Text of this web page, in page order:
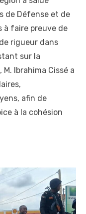
de Défense et de
à faire preuve de
rigueur dans
sur la
Ibrahima Cissé a
afin de
à la cohésion